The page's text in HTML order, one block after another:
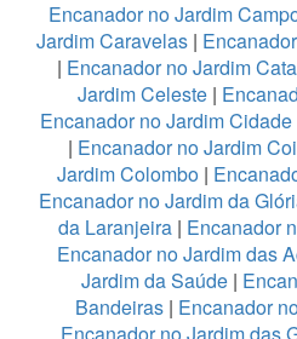
Encanador no Jardim
Jardim Caravelas |
| Encanador no Jardim
Jardim Celeste|
Encanador no Jardim Cidade
| Encanador no Jardim
Jardim Colombo |
Encanador no Jardim da
da Laranjeira| Encanador
Encanador no Jardim das
Jardim da Saúde|
Bandeiras | Encanador
Encanador no Jardim das